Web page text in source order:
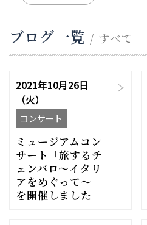
ブログ一覧 / すべて
2021年10月26日
（火）
コンサート
ミュージアムコン
サート「旅するチ
ェンバロ〜イタリ
アをめぐって〜」
を開催しました